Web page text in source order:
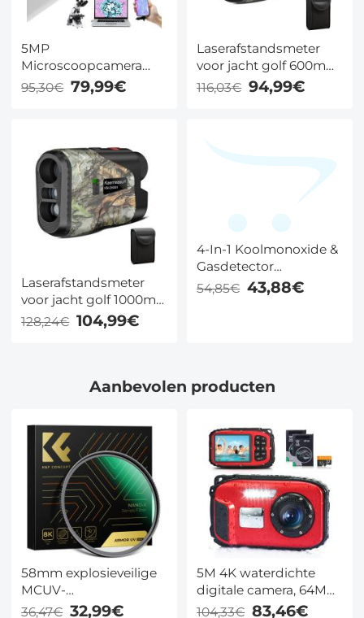
5MP
Microscoopcamera
met USB voor
Windows, Mac &
95,30€ 79,99€
Laserafstandsmeter
voor jacht golf 600m
afstand helling &
hoekcompensatie
116,03€ 94,99€
Laserafstandsmeter
voor jacht golf 1000m
afstand helling &
128,24€ 104,99€
4-In-1 Koolmonoxide &
Gasdetector
Insteekmodel, met
54,85€ 43,88€
Aanbevolen producten
58mm explosieveilige
MCUV-
lensbeschermingsfilter
36,47€ 32,99€
5M 4K waterdichte
digitale camera, 64MP
autofocus, invullicht,
104,33€ 83,46€